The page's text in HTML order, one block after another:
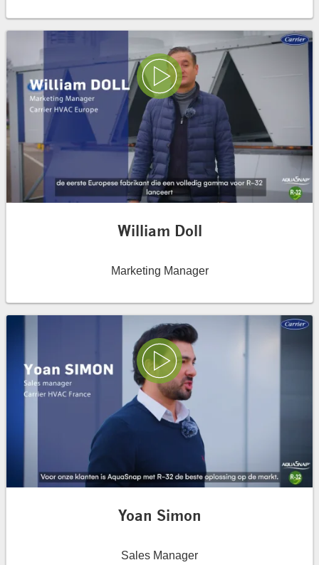
Play Video
William Doll
Marketing Manager
Play Video
Yoan Simon
Sales Manager